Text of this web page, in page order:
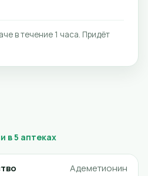
в 5 аптеках
Адеметионин
в течение 1 часа. Придёт